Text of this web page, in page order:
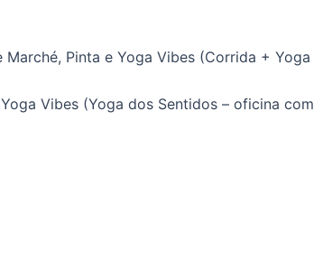
Marché, Pinta e Yoga Vibes (Corrida + Yoga
Vibes (Yoga dos Sentidos – oficina com